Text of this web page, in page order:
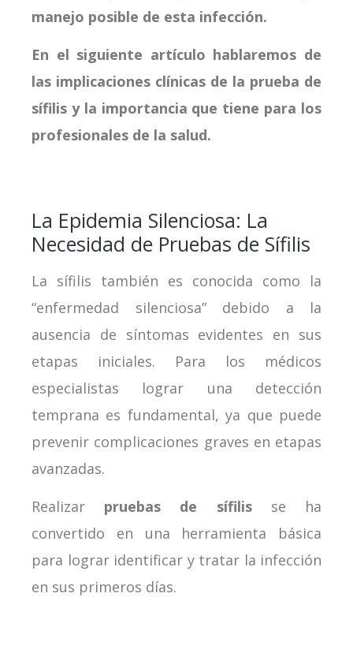
manejo posible de esta infección.
En el siguiente artículo hablaremos de
las implicaciones clínicas de la prueba de
sífilis y la importancia que tiene para los
profesionales de la salud.
La Epidemia Silenciosa: La
Necesidad de Pruebas de Sífilis
La sífilis también es conocida como la
“enfermedad silenciosa” debido a la
ausencia de síntomas evidentes en sus
etapas iniciales. Para los médicos
especialistas lograr una detección
temprana es fundamental, ya que puede
prevenir complicaciones graves en etapas
avanzadas.
Realizar pruebas de sífilisse ha
convertido en una herramienta básica
para lograr identificar y tratar la infección
en sus primeros días.